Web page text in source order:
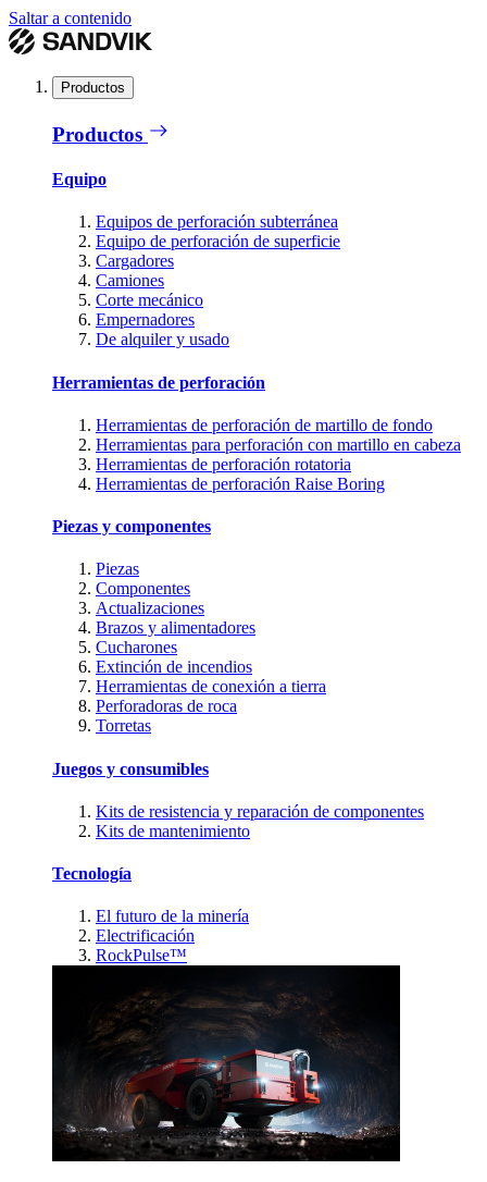
Saltar a contenido
Productos
Productos
Equipo
Equipos de perforación subterránea
Equipo de perforación de superficie
Cargadores
Camiones
Corte mecánico
Empernadores
De alquiler y usado
Herramientas de perforación
Herramientas de perforación de martillo de fondo
Herramientas para perforación con martillo en cabeza
Herramientas de perforación rotatoria
Herramientas de perforación Raise Boring
Piezas y componentes
Piezas
Componentes
Actualizaciones
Brazos y alimentadores
Cucharones
Extinción de incendios
Herramientas de conexión a tierra
Perforadoras de roca
Torretas
Juegos y consumibles
Kits de resistencia y reparación de componentes
Kits de mantenimiento
Tecnología
El futuro de la minería
Electrificación
RockPulse™